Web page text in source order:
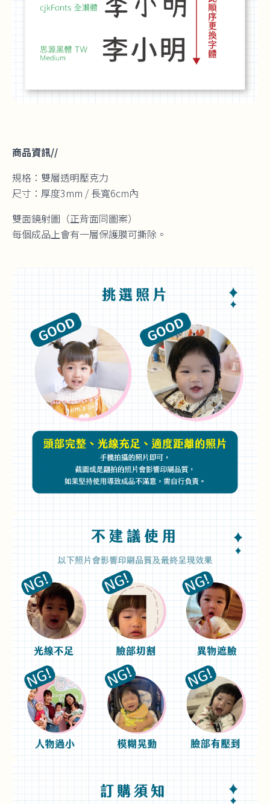
商品資訊//
規格：雙層透明壓克力
尺寸：厚度3mm / 長寬6cm內
雙面鏡射圖（正背面同圖案）
每個成品上會有一層保護膜可撕除。